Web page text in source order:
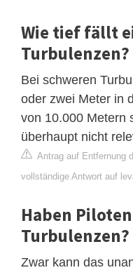
Wie tief fällt
Turbulenzen?
Bei schweren
oder zwei Meter in
von 10.000 Metern
überhaupt nicht
Antrag auf Entfernung
vollständige Antwort auf
Haben
Turbulenzen?
Zwar kann das